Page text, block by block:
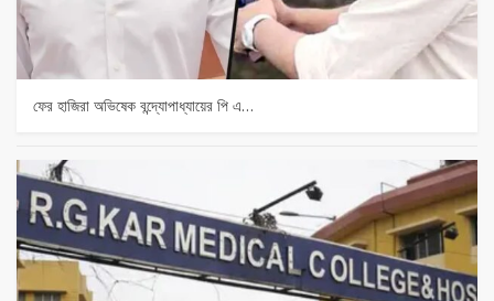
ফের হাজিরা অভিষেক বন্দ্যোপাধ্যায়ের পি এ…